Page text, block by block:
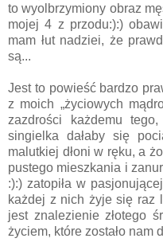
to wyolbrzymiony obraz
mojej 4 z przodu:):)
mam łut nadziei, że
są...
Jest to powieść bardzo
z moich „życiowych
zazdrości każdemu
singielka dałaby się
malutkiej dłoni w ręku, a
pustego mieszkania i
:):) zatopiła w
każdej z nich żyje się raz
jest znalezienie złotego
życiem, które zostało nam